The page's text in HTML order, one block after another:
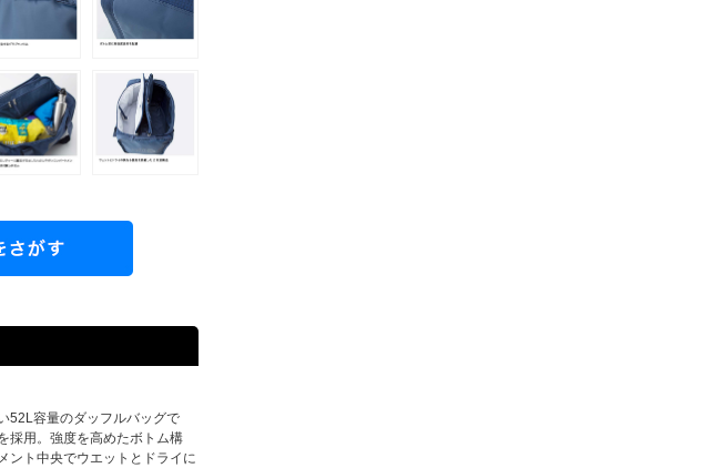
52L容量のダッフルバッグで
採用。強度を高めたボトム構
ント中央でウエットとドライに